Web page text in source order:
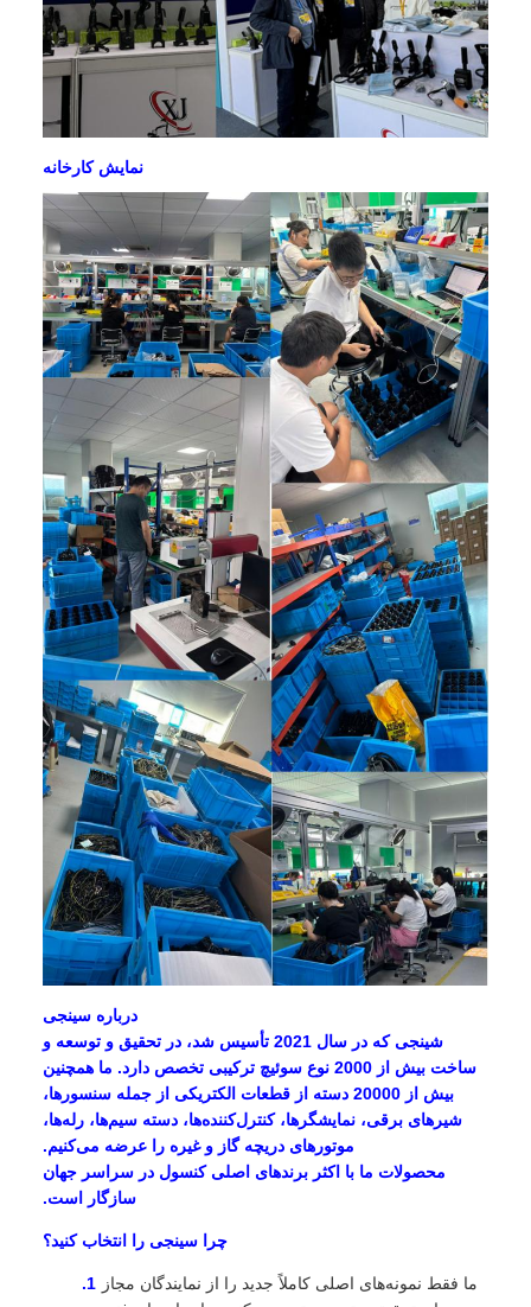
نمایش کارخانه
درباره سینجی
شینجی که در سال 2021 تأسیس شد، در تحقیق و توسعه و
ساخت بیش از 2000 نوع سوئیچ ترکیبی تخصص دارد. ما همچنین
بیش از 20000 دسته از قطعات الکتریکی از جمله سنسورها،
شیرهای برقی، نمایشگرها، کنترل‌کننده‌ها، دسته سیم‌ها، رله‌ها،
موتورهای دریچه گاز و غیره را عرضه می‌کنیم.
محصولات ما با اکثر برندهای اصلی کنسول در سراسر جهان
سازگار است.
چرا سینجی را انتخاب کنید؟
ما فقط نمونه‌های اصلی کاملاً جدید را از نمایندگان مجاز